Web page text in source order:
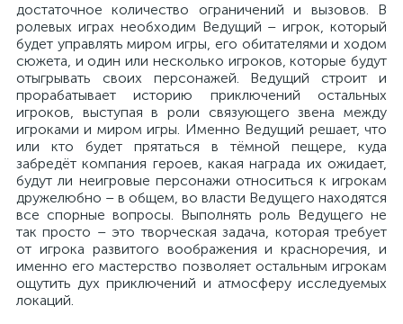
достаточное количество ограничений и вызовов. В
ролевых играх необходим Ведущий – игрок, который
будет управлять миром игры, его обитателями и ходом
сюжета, и один или несколько игроков, которые будут
отыгрывать своих персонажей. Ведущий строит и
прорабатывает историю приключений остальных
игроков, выступая в роли связующего звена между
игроками и миром игры. Именно Ведущий решает, что
или кто будет прятаться в тёмной пещере, куда
забредёт компания героев, какая награда их ожидает,
будут ли неигровые персонажи относиться к игрокам
дружелюбно – в общем, во власти Ведущего находятся
все спорные вопросы. Выполнять роль Ведущего не
так просто – это творческая задача, которая требует
от игрока развитого воображения и красноречия, и
именно его мастерство позволяет остальным игрокам
ощутить дух приключений и атмосферу исследуемых
локаций.